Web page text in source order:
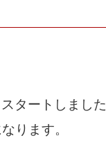
タートしました
ります。